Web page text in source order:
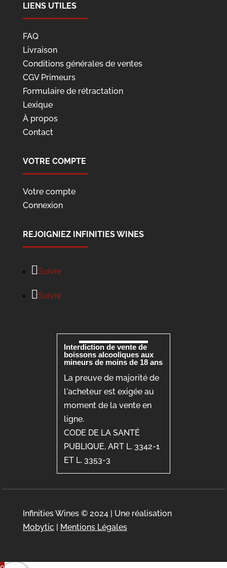
LIENS UTILES
FAQ
Livraison
Conditions générales de ventes
CGV Primeurs
Formulaire de rétractation
Lexique
À propos
Contact
VOTRE COMPTE
Votre compte
Connexion
REJOIGNIEZ INFINITIES WINES
Suivre
Suivre
Interdiction de vente de
boissons alcooliques aux
mineurs de moins de 18 ans
La preuve de majorité de
l'acheteur est exigée au
moment de la vente en
ligne.
CODE DE LA SANTÉ
PUBLIQUE, ART L. 3342-1
ET L. 3353-3
Infinities Wines © 2024 | Une réalisation
Mobytic | Mentions Légales